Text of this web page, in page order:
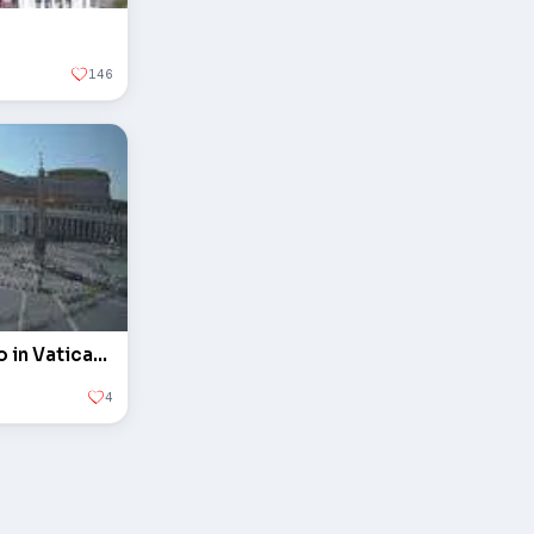
146
L'obelisco in piazza San Pietro in Vaticano
4